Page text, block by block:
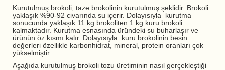
Kurutulmuş brokoli, taze brokolinin kurutulmuş şeklidir. Brokoli
yaklaşık %90-92 civarında su içerir. Dolayısıyla kurutma
sonucunda yaklaşık 11 kg brokoliten 1 kg kuru brokoli
kalmaktadır. Kurutma esnasında üründeki su buharlaşır ve
ürünün öz kısmı kalır. Dolayısıyla kuru brokolinin besin
değerleri özellikle karbonhidrat, mineral, protein oranları çok
yükselmiştir.
Aşağıda kurutulmuş brokoli tozu üretiminin nasıl gerçekleştiği